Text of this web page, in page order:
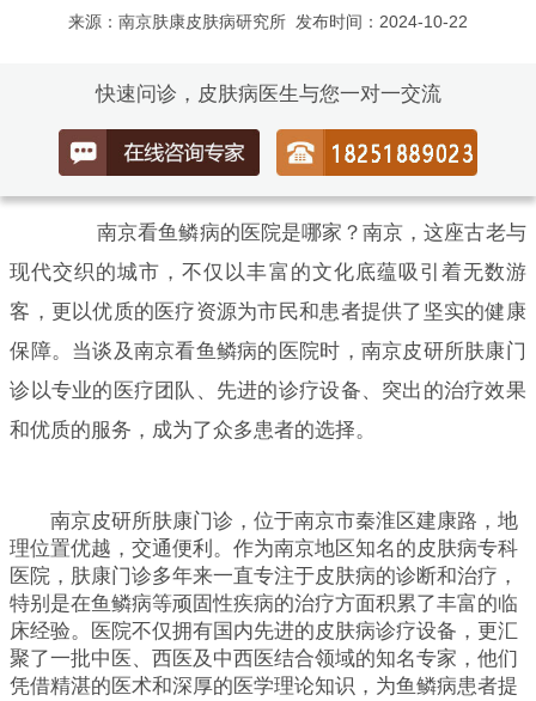
来源：南京肤康皮肤病研究所 发布时间：2024-10-22
快速问诊，皮肤病医生与您一对一交流
南京看鱼鳞病的医院是哪家？南京，这座古老与
现代交织的城市，不仅以丰富的文化底蕴吸引着无数游
客，更以优质的医疗资源为市民和患者提供了坚实的健康
保障。当谈及南京看鱼鳞病的医院时，南京皮研所肤康门
诊以专业的医疗团队、先进的诊疗设备、突出的治疗效果
和优质的服务，成为了众多患者的选择。
南京皮研所肤康门诊，位于南京市秦淮区建康路，地
理位置优越，交通便利。作为南京地区知名的皮肤病专科
医院，肤康门诊多年来一直专注于皮肤病的诊断和治疗，
特别是在鱼鳞病等顽固性疾病的治疗方面积累了丰富的临
床经验。医院不仅拥有国内先进的皮肤病诊疗设备，更汇
聚了一批中医、西医及中西医结合领域的知名专家，他们
凭借精湛的医术和深厚的医学理论知识，为鱼鳞病患者提